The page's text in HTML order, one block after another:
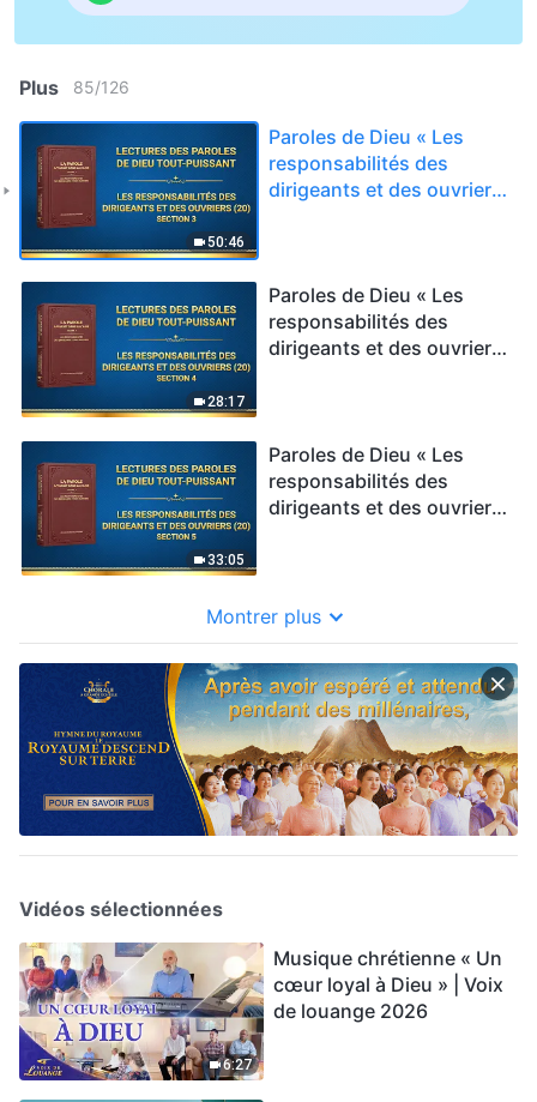
Plus 85/126
50:46
Paroles de Dieu « Les
responsabilités des
dirigeants et des ouvriers
28:17
Paroles de Dieu « Les
responsabilités des
dirigeants et des ouvriers
33:05
Paroles de Dieu « Les
responsabilités des
dirigeants et des ouvriers
Montrer plus
Vidéos sélectionnées
6:27
Musique chrétienne « Un
cœur loyal à Dieu » | Voix
de louange 2026